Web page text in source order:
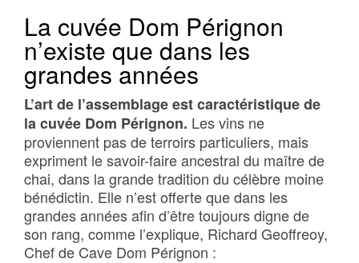
La cuvée Dom Pérignon
n’existe que dans les
grandes années
L’art de l’assemblage est caractéristique de
la cuvée Dom Pérignon. Les vins ne
proviennent pas de terroirs particuliers, mais
expriment le savoir-faire ancestral du maître de
chai, dans la grande tradition du célèbre moine
bénédictin. Elle n’est offerte que dans les
grandes années afin d’être toujours digne de
son rang, comme l’explique, Richard Geoffreoy,
Chef de Cave Dom Pérignon :